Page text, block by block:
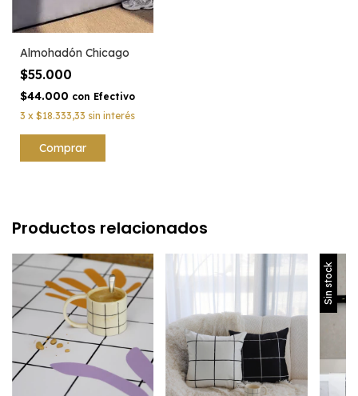
Almohadón Chicago
$55.000
$44.000 con Efectivo
3 x $18.333,33 sin interés
Productos relacionados
Sin stock